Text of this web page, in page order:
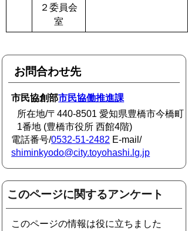
２委員会
室
お問合わせ先
市民協創部市民協働推進課
所在地/〒440-8501 愛知県豊橋市今橋町
1番地 (豊橋市役所 西館4階)
電話番号/0532-51-2482 E-mail/
shiminkyodo@city.toyohashi.lg.jp
このページに関するアンケート
このページの情報は役に立ちました